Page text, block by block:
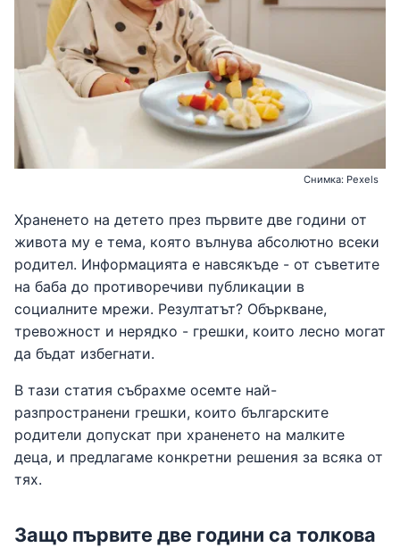
Снимка: Pexels
Храненето на детето през първите две години от
живота му е тема, която вълнува абсолютно всеки
родител. Информацията е навсякъде - от съветите
на баба до противоречиви публикации в
социалните мрежи. Резултатът? Объркване,
тревожност и нерядко - грешки, които лесно могат
да бъдат избегнати.
В тази статия събрахме осемте най-
разпространени грешки, които българските
родители допускат при храненето на малките
деца, и предлагаме конкретни решения за всяка от
тях.
Защо първите две години са толкова